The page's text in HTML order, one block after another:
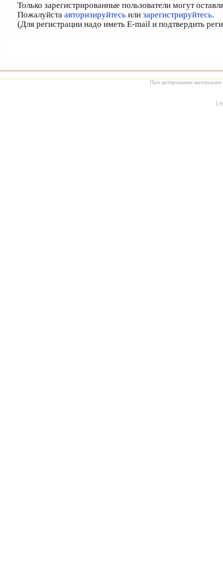
Только зарегистрированные пользователи могут
Пожалуйста авторизируйтесьили зарегистрируйтесь.
(Для регистрации надо иметь E-mail и подтвердить
При цитировании материалов
[